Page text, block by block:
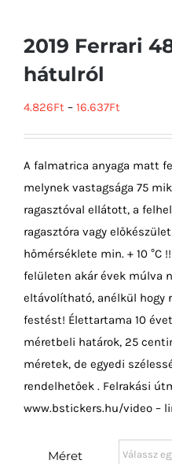
2019 Ferrari
hátulról
4.826Ft – 16.637Ft
A falmatrica anyaga matt
melynek vastagsága 75
ragasztóval ellátott, a
ragasztóra vagy
hőmérséklete min. + 10
felületen akár évek múlva
eltávolítható, anélkül hogy
festést! Élettartama 10
méretbeli határok, 25
méretek, de egyedi
rendelhetőek . Felrakási
www.bstickers.hu/video –
Méret